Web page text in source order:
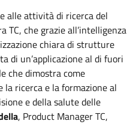
alle attività di ricerca del
TC, che grazie all’intelligenza
chiara di strutture
di un’applicazione al di fuori
che dimostra come
la ricerca e la formazione al
e della salute delle
, Product Manager TC,